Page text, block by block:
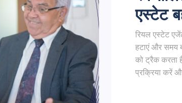
एस्टेट
रियल एस्टेट
हटाएं और समय
को ट्रैक करता
प्रक्रिया करें